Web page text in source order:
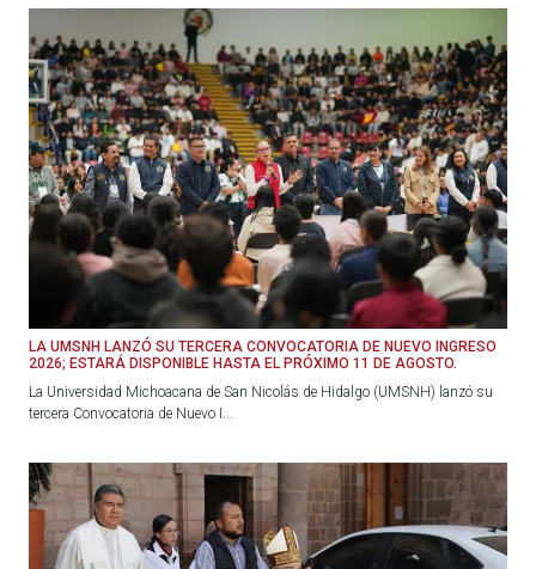
LA UMSNH LANZÓ SU TERCERA CONVOCATORIA DE NUEVO INGRESO
2026; ESTARÁ DISPONIBLE HASTA EL PRÓXIMO 11 DE AGOSTO.
La Universidad Michoacana de San Nicolás de Hidalgo (UMSNH) lanzó su
tercera Convocatoria de Nuevo I...